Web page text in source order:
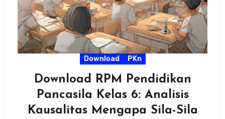
Download PKn
Download RPM Pendidikan
Pancasila Kelas 6: Analisis
Kausalitas Mengapa Sila-Sila